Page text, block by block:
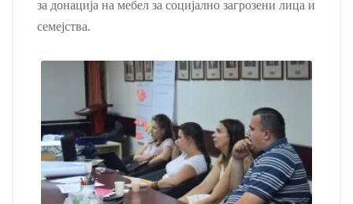
за донација на мебел за социјално загрозени лица и
семејства.